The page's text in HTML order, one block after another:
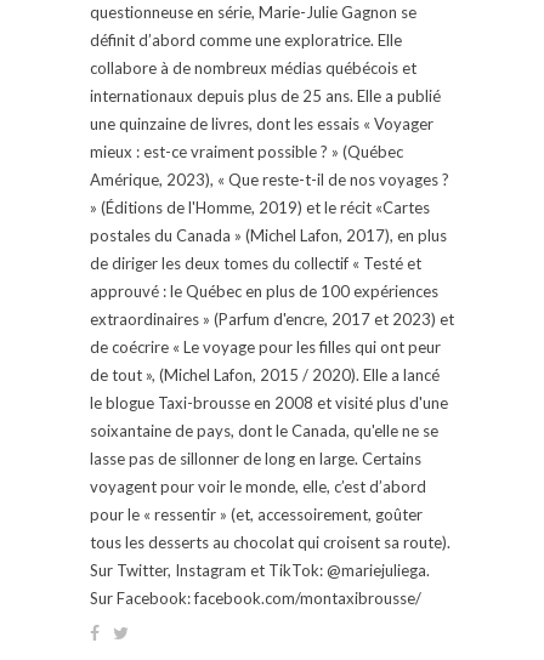
questionneuse en série, Marie-Julie Gagnon se
définit d’abord comme une exploratrice. Elle
collabore à de nombreux médias québécois et
internationaux depuis plus de 25 ans. Elle a publié
une quinzaine de livres, dont les essais « Voyager
mieux : est-ce vraiment possible ? » (Québec
Amérique, 2023), « Que reste-t-il de nos voyages ?
» (Éditions de l'Homme, 2019) et le récit «Cartes
postales du Canada » (Michel Lafon, 2017), en plus
de diriger les deux tomes du collectif « Testé et
approuvé : le Québec en plus de 100 expériences
extraordinaires » (Parfum d'encre, 2017 et 2023) et
de coécrire « Le voyage pour les filles qui ont peur
de tout », (Michel Lafon, 2015 / 2020). Elle a lancé
le blogue Taxi-brousse en 2008 et visité plus d'une
soixantaine de pays, dont le Canada, qu'elle ne se
lasse pas de sillonner de long en large. Certains
voyagent pour voir le monde, elle, c’est d’abord
pour le « ressentir » (et, accessoirement, goûter
tous les desserts au chocolat qui croisent sa route).
Sur Twitter, Instagram et TikTok: @mariejuliega.
Sur Facebook: facebook.com/montaxibrousse/